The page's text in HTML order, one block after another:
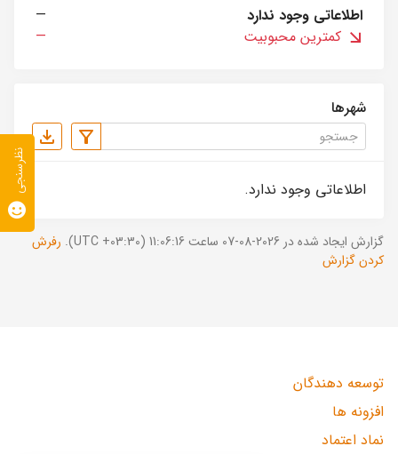
اطلاعاتی وجود ندارد
—
کمترین محبوبیت
—
شهرها
اطلاعاتی وجود ندارد.
گزارش ایجاد شده در 2026-08-07 ساعت 11:06:16 (UTC +03:30).
رفرش
کردن گزارش
توسعه دهندگان
افزونه ها
نماد اعتماد
نظرسنجی